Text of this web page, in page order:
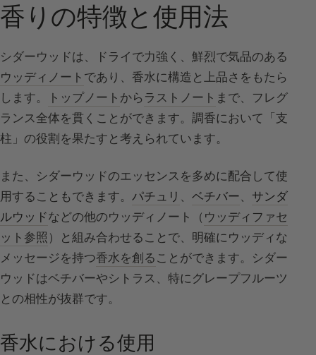
香りの特徴と使用法
シダーウッドは、ドライで力強く、鮮烈で気品のある
ウッディノート であり、香水に構造と上品さをもたら
します。
トップノート から ラストノート まで、フレグ
ランス全体を貫くことができます。調香において「支
柱」の役割を果たすと考えられています。
また、シダーウッドのエッセンスを多めに配合して使
用することもできます。 パチュリ 、 ベチバー、 サンダ
ルウッドなどの他のウッディノート（ ウッディファセ
ット参照 ）と組み合わせることで、明確にウッディな
メッセージを持つ香水を創ることができます。シダー
ウッドはベチバーやシトラス、特にグレープフルーツ
との相性が抜群です。
香水における使用